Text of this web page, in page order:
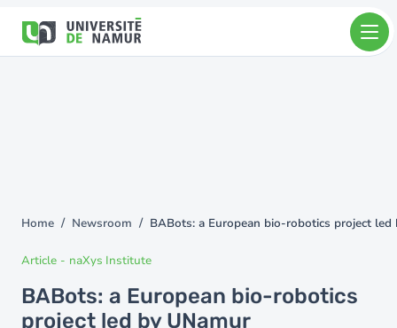
main
You
here
Home Newsroom BABots: a European bio-robotics project led
Article - naXys Institute
BABots: a European bio-robotics
project led by UNamur